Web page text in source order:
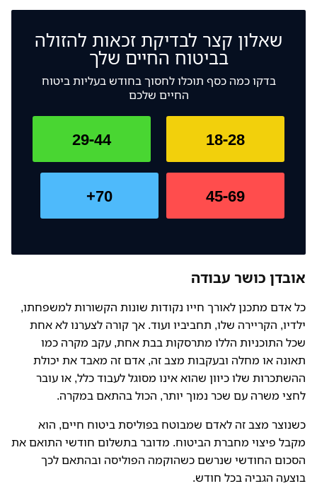
שאלון קצר לבדיקת זכאות להזולה
בביטוח החיים שלך
בדקו כמה כסף תוכלו לחסוך בחודש בעליות ביטוח
החיים שלכם
18-28
29-44
45-69
70+
אובדן כושר עבודה
כל אדם מתכנן לאורך חייו נקודות שונות הקשורות למשפחתו,
ילדיו, הקריירה שלו, תחביביו ועוד. אך קורה לצערנו לא אחת
שכל התוכניות הללו מתרסקות בבת אחת, עקב מקרה כמו
תאונה או מחלה ובעקבות מצב זה, אדם זה מאבד את יכולת
ההשתכרות שלו כיוון שהוא אינו מסוגל לעבוד כלל, או עובר
לחצי משרה עם שכר נמוך יותר, הכול בהתאם במקרה.
כשנוצר מצב זה לאדם שמבוטח בפוליסת ביטוח חיים, הוא
מקבל פיצוי מחברת הביטוח. מדובר בתשלום חודשי התואם את
הסכום החודשי שנרשם כשהוקמה הפוליסה ובהתאם לכך
בוצעה הגביה בכל חודש.